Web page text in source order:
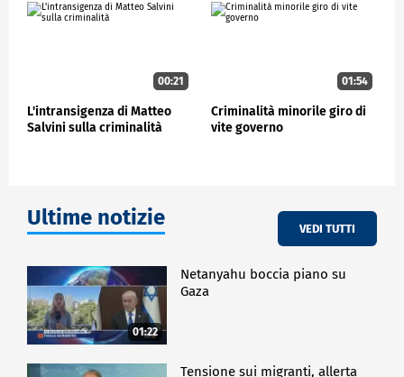
risoluzione, già prodotta, per compensare gli
CRONACA
00:21
L'intransigenza di Matteo
Salvini sulla criminalità
01:54
Criminalità minorile giro di
vite governo
Ultime notizie VEDI TUTTI
01:22
Netanyahu boccia piano su
Gaza
Tensione sui migranti, allerta